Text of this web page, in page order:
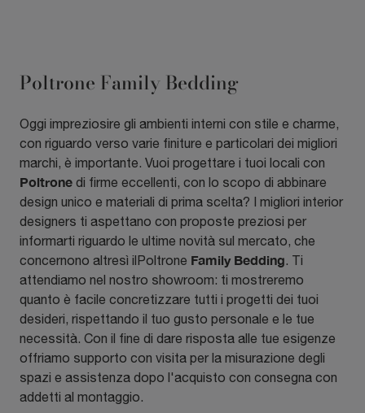
Poltrone Family Bedding
Oggi impreziosire gli ambienti interni con stile e charme,
con riguardo verso varie finiture e particolari dei migliori
marchi, è importante. Vuoi progettare i tuoi locali con
Poltrone di firme eccellenti, con lo scopo di abbinare
design unico e materiali di prima scelta? I migliori interior
designers ti aspettano con proposte preziosi per
informarti riguardo le ultime novità sul mercato, che
concernono altresì ilPoltrone Family Bedding. Ti
attendiamo nel nostro showroom: ti mostreremo
quanto è facile concretizzare tutti i progetti dei tuoi
desideri, rispettando il tuo gusto personale e le tue
necessità. Con il fine di dare risposta alle tue esigenze
offriamo supporto con visita per la misurazione degli
spazi e assistenza dopo l'acquisto con consegna con
addetti al montaggio.